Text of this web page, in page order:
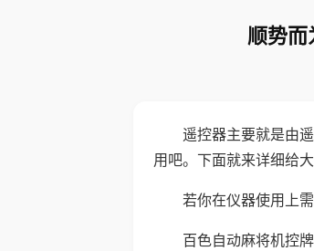
顺势
遥控器主要就是由
用吧。下面就来详细给
若你在仪器使用上
百色自动麻将机控